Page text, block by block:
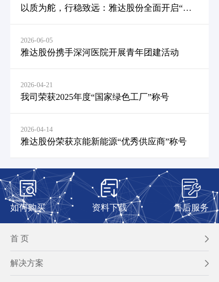
以质为舵，行稳致远：雅达股份全面开启“质...
2026-06-05
雅达股份携手深河医院开展青年团建活动
2026-04-21
我司荣获2025年度“国家绿色工厂”称号
2026-04-14
雅达股份荣获京能新能源“优秀供应商”称号

如何购买

资料下载

售后服务
首 页
解决方案